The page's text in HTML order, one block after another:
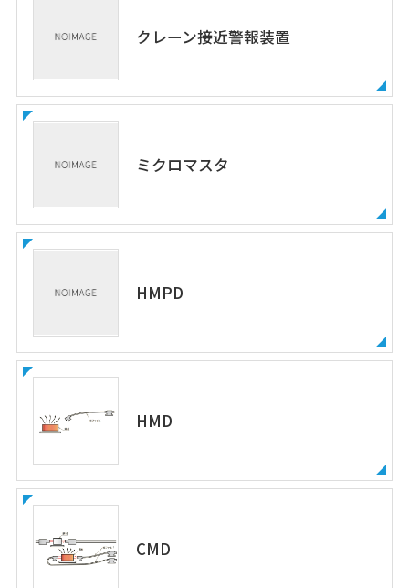
クレーン接近警報装置
ミクロマスタ
HMPD
HMD
CMD